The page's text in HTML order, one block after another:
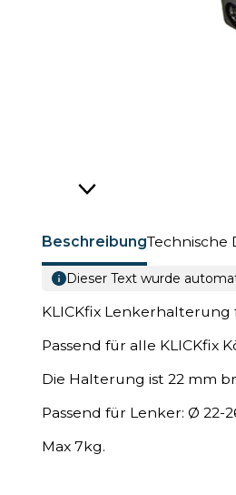
BeschreibungTechnische
Dieser Text wurde
KLICKfix Lenkerhalterung
Passend für alle KLICKfix
Die Halterung ist 22 mm
Passend für Lenker: Ø 22-
Max 7kg.